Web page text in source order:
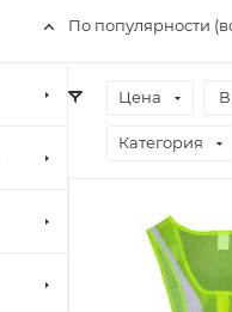
По популярности
Цена
Категория